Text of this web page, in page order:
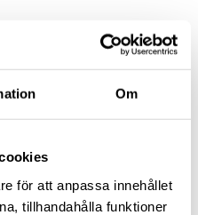
Om
för att anpassa innehållet
tillhandahålla funktioner
US
us